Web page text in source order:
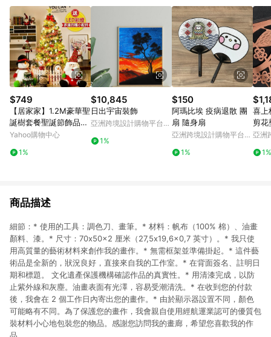
$749
【居家家】1.2M豪華聖
誕樹套餐聖誕節飾品耶
誕節裝飾品大型家用商
Yahoo購物中心
1%
$10,845
日出宇宙裝飾
亞洲跨境設計購物平台
1%
$150
阿瑪比埃 疫病退散 團
扇 隨身扇
亞洲跨境設計購物平台
1%
喜
剪花
亞洲
1%
商品描述
細節：* 使用的工具：調色刀、畫筆。* 材料：帆布（100% 棉）、油畫
顏料、漆。* 尺寸：70x50x2 厘米（27,5x19,6x0,7 英寸）。* 我只使
用高質量的藝術材料來創作我的畫作。* 無需框架並準備掛起。* 這件藝
術品是全新的，狀況良好，直接來自我的工作室。* 在背面簽名、註明日
期和標題。 文化遺產保護機構確認作品的真實性。* 用清漆完成，以防
止紫外線和灰塵。油畫表面有光澤，容易受潮清洗。* 在收到您的付款
後，我會在 2 個工作日內寄出您的畫作。* 由於顯示器設置不同，顏色
可能略有不同。為了保護您的畫作，我會親自使用經航運業認可的優質包
裝材料小心地包裝您的物品。感謝您訪問我的畫廊，希望您喜歡我的作